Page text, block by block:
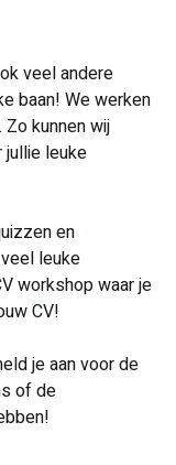
veel andere
baan! We werken
kunnen wij
jullie leuke
en
leuke
workshop waar je
CV!
je aan voor de
of de